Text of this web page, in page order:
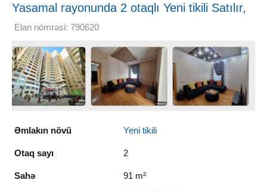
Yasamal rayonunda 2 otaqlı Yeni tikili Satılır,
91 m²
Elan nömrəsi: 790620
Əmlakın növü Yeni tikili
Otaq sayı 2
Sahə 91 m²